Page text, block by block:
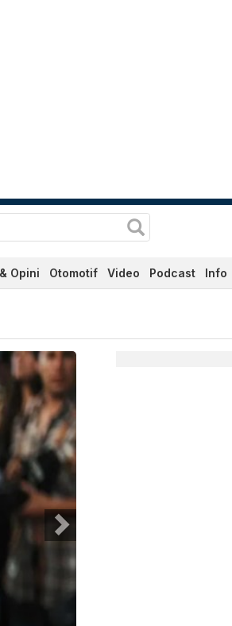
Opini Otomotif Video Podcast Info
- Katadata.co.id